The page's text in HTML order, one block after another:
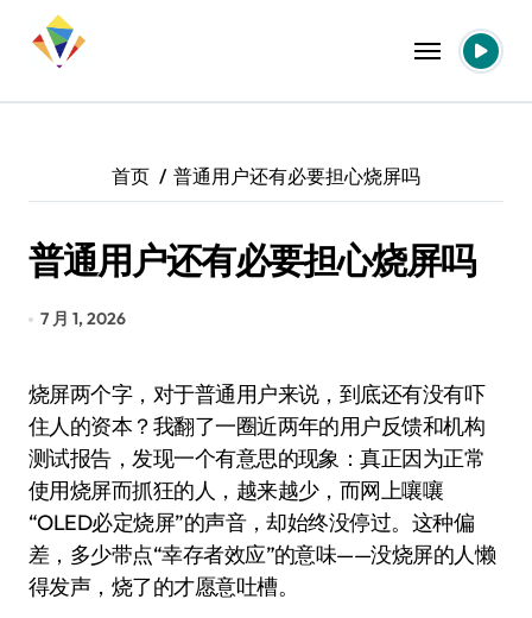
首页 普通用户还有必要担心烧屏吗
普通用户还有必要担心烧屏吗
7 月 1, 2026
烧屏两个字，对于普通用户来说，到底还有没有吓
住人的资本？我翻了一圈近两年的用户反馈和机构
测试报告，发现一个有意思的现象：真正因为正常
使用烧屏而抓狂的人，越来越少，而网上嚷嚷
“OLED必定烧屏”的声音，却始终没停过。这种偏
差，多少带点“幸存者效应”的意味——没烧屏的人懒
得发声，烧了的才愿意吐槽。